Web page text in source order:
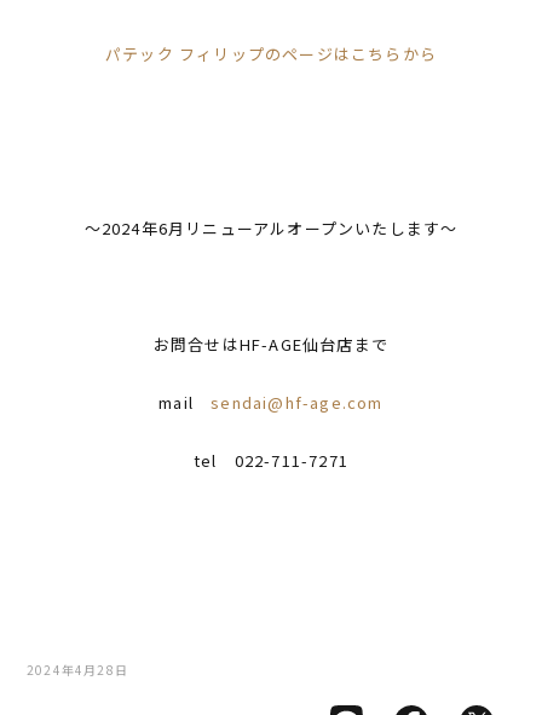
パテック フィリップのページはこちらから
～2024年6月リニューアルオープンいたします～
お問合せはHF-AGE仙台店まで
mailsendai@hf-age.com
tel 022-711-7271
2024年4月28日